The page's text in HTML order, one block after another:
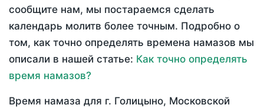
сообщите нам, мы постараемся сделать
календарь молитв более точным. Подробно о
том, как точно определять времена намазов мы
описали в нашей статье: Как точно определять
время намазов?
Время намаза для г. Голицыно, Московской